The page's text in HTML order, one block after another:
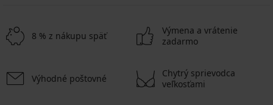
LIMITED Výpredaj -50%
LIMITED Výpredaj -40%
LIMITED Výpredaj -70%
LIMITED Výpredaj -40%
8 % z nákupu späť
Výmena a vrátenie
zadarmo
Výhodné poštovné
Chytrý sprievodca
veľkosťami